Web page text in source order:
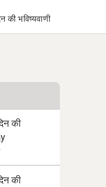
की भविष्यवाणी
की
की